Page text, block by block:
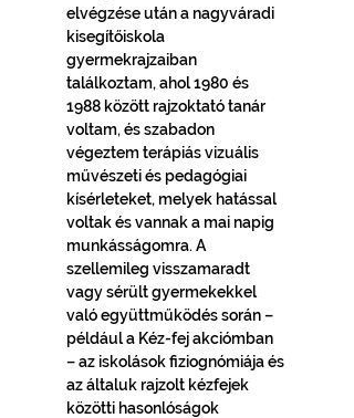
elvégzése után a nagyváradi
kisegítőiskola
gyermekrajzaiban
találkoztam, ahol 1980 és
1988 között rajzoktató tanár
voltam, és szabadon
végeztem terápiás vizuális
művészeti és pedagógiai
kísérleteket, melyek hatással
voltak és vannak a mai napig
munkásságomra. A
szellemileg visszamaradt
vagy sérült gyermekekkel
való együttműködés során –
például a Kéz-fej akciómban
– az iskolások fiziognómiája és
az általuk rajzolt kézfejek
közötti hasonlóságok